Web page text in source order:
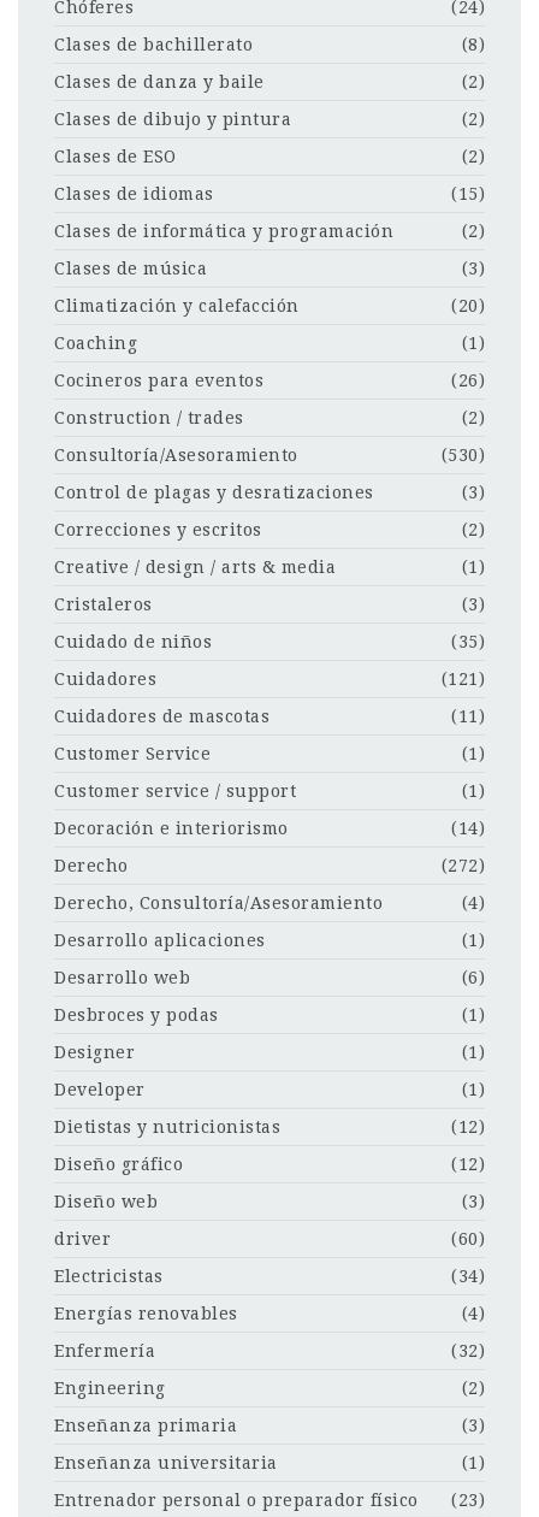
Chóferes
(24)
Clases de bachillerato
(8)
Clases de danza y baile
(2)
Clases de dibujo y pintura
(2)
Clases de ESO
(2)
Clases de idiomas
(15)
Clases de informática y programación
(2)
Clases de música
(3)
Climatización y calefacción
(20)
Coaching
(1)
Cocineros para eventos
(26)
Construction / trades
(2)
Consultoría/Asesoramiento
(530)
Control de plagas y desratizaciones
(3)
Correcciones y escritos
(2)
Creative / design / arts & media
(1)
Cristaleros
(3)
Cuidado de niños
(35)
Cuidadores
(121)
Cuidadores de mascotas
(11)
Customer Service
(1)
Customer service / support
(1)
Decoración e interiorismo
(14)
Derecho
(272)
Derecho, Consultoría/Asesoramiento
(4)
Desarrollo aplicaciones
(1)
Desarrollo web
(6)
Desbroces y podas
(1)
Designer
(1)
Developer
(1)
Dietistas y nutricionistas
(12)
Diseño gráfico
(12)
Diseño web
(3)
driver
(60)
Electricistas
(34)
Energías renovables
(4)
Enfermería
(32)
Engineering
(2)
Enseñanza primaria
(3)
Enseñanza universitaria
(1)
Entrenador personal o preparador físico
(23)